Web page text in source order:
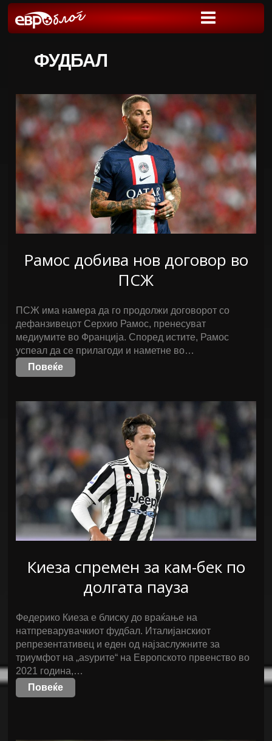
ФУДБАЛ
Рамос добива нов договор во
ПСЖ
ПСЖ има намера да го продолжи договорот со
дефанзивецот Серхио Рамос, пренесуват
медиумите во Франција. Според истите, Рамос
успеал да се прилагоди и наметне во…
Повеќе
Киеза спремен за кам-бек по
долгата пауза
Федерико Киеза е блиску до враќање на
натпреварувачкиот фудбал. Италијанскиот
репрезентативец и еден од најзаслужните за
триумфот на „аѕурите“ на Европското првенство во
2021 година,…
Повеќе